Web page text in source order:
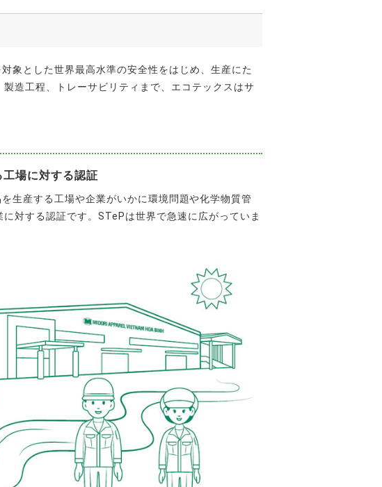
象とした世界最高水準の安全性をはじめ、生産にた
造工程、トレーサビリティまで、エコテックスはサ
場に対する認証
産する工場や企業がいかに環境問題や化学物質管
対する認証です。STePは世界で急速に広がっていま